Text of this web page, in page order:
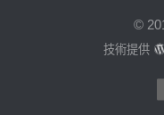
©
技術提供